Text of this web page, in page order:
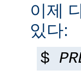
이제
있다:
$